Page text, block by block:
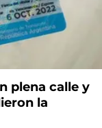
plena calle y
la